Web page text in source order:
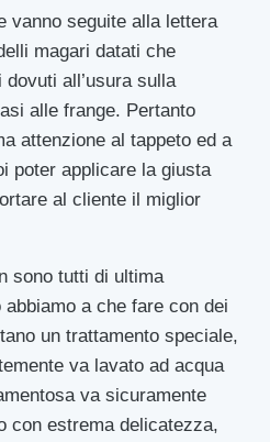
vanno seguite alla lettera
magari datati che
all’usura sulla
alle frange. Pertanto
attenzione al tappeto ed a
poter applicare la giusta
al cliente il miglior
sono tutti di ultima
a che fare con dei
un trattamento speciale,
va lavato ad acqua
va sicuramente
con estrema delicatezza,